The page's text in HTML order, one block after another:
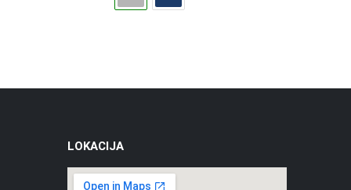
LOKACIJA